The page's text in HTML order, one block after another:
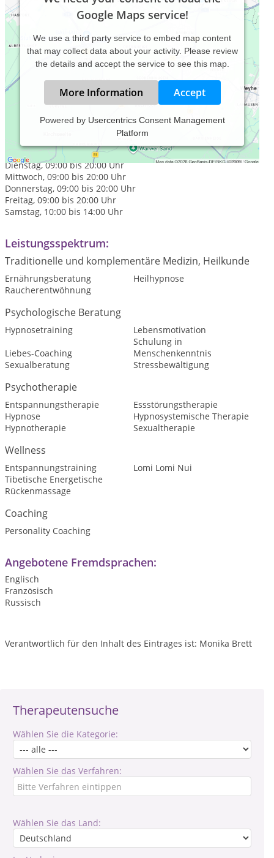
Therapeutensuche
Wählen Sie die Kategorie:
Wählen Sie das Verfahren:
Wählen Sie das Land:
Google Maps service!
We use a third party service to embed map content
that may collect data about your activity. Please review
the details and accept the service to see this map.
More Information Accept
Powered by Usercentrics Consent Management
Platform
Montag, 09:00 bis 20:00 Uhr
Dienstag, 09:00 bis 20:00 Uhr
Mittwoch, 09:00 bis 20:00 Uhr
Donnerstag, 09:00 bis 20:00 Uhr
Freitag, 09:00 bis 20:00 Uhr
Samstag, 10:00 bis 14:00 Uhr
Leistungsspektrum:
Traditionelle und komplementäre Medizin, Heilkunde
Ernährungsberatung
Heilhypnose
Raucherentwöhnung
Psychologische Beratung
Hypnosetraining
Lebensmotivation
Liebes-Coaching
Schulung in
Menschenkenntnis
Sexualberatung
Stressbewältigung
Psychotherapie
Entspannungstherapie
Essstörungstherapie
Hypnose
Hypnosystemische Therapie
Hypnotherapie
Sexualtherapie
Wellness
Entspannungstraining
Lomi Lomi Nui
Tibetische Energetische
Rückenmassage
Coaching
Personality Coaching
Angebotene Fremdsprachen:
Englisch
Französisch
Russisch
Verantwortlich für den Inhalt des Eintrages ist: Monika Brett